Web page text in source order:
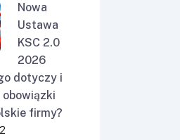
Nowa
Ustawa
KSC 2.0
2026
dotyczy i
obowiązki
firmy?